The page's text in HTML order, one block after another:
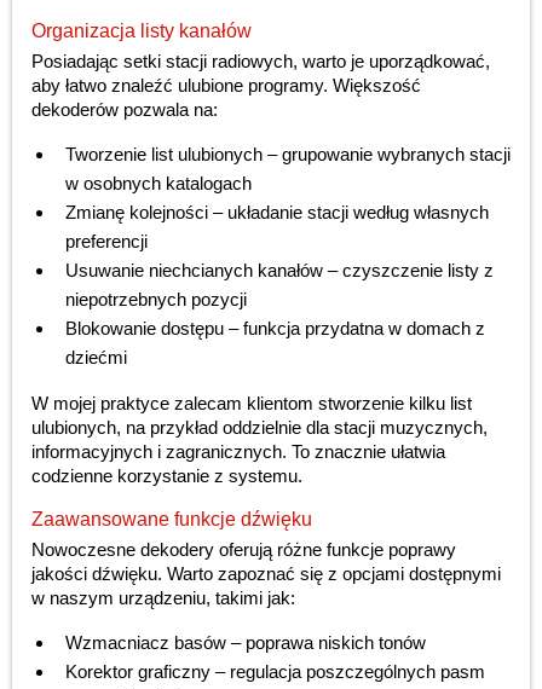
Organizacja listy kanałów
Posiadając setki stacji radiowych, warto je uporządkować,
aby łatwo znaleźć ulubione programy. Większość
dekoderów pozwala na:
Tworzenie list ulubionych – grupowanie wybranych stacji
w osobnych katalogach
Zmianę kolejności – układanie stacji według własnych
preferencji
Usuwanie niechcianych kanałów – czyszczenie listy z
niepotrzebnych pozycji
Blokowanie dostępu – funkcja przydatna w domach z
dziećmi
W mojej praktyce zalecam klientom stworzenie kilku list
ulubionych, na przykład oddzielnie dla stacji muzycznych,
informacyjnych i zagranicznych. To znacznie ułatwia
codzienne korzystanie z systemu.
Zaawansowane funkcje dźwięku
Nowoczesne dekodery oferują różne funkcje poprawy
jakości dźwięku. Warto zapoznać się z opcjami dostępnymi
w naszym urządzeniu, takimi jak:
Wzmacniacz basów – poprawa niskich tonów
Korektor graficzny – regulacja poszczególnych pasm